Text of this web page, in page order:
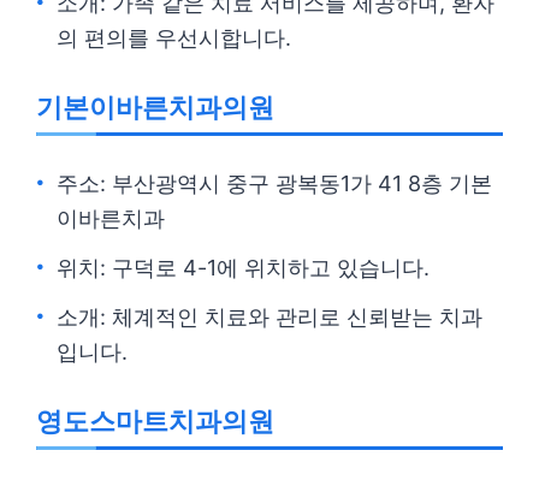
의 편의를 우선시합니다.
기본이바른치과의원
주소: 부산광역시 중구 광복동1가 41 8층 기본
이바른치과
위치: 구덕로 4-1에 위치하고 있습니다.
소개: 체계적인 치료와 관리로 신뢰받는 치과
입니다.
영도스마트치과의원